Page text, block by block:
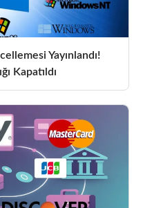
Yayınlandı!
Kapatıldı